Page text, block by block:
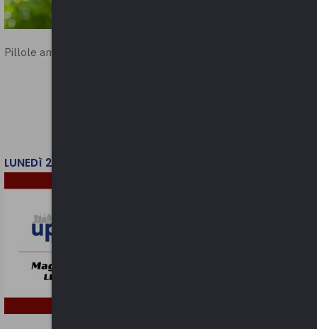
Pillole ambientali | 2026
LUNEDì 2 FEBBRAIO 2026